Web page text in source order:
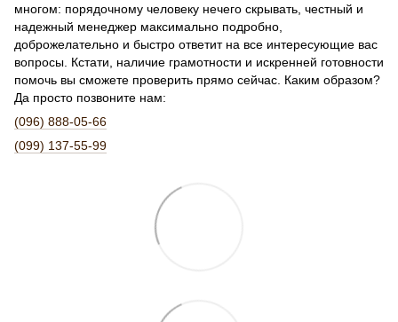
многом: порядочному человеку нечего скрывать, честный и
надежный менеджер максимально подробно,
доброжелательно и быстро ответит на все интересующие вас
вопросы. Кстати, наличие грамотности и искренней готовности
помочь вы сможете проверить прямо сейчас. Каким образом?
Да просто позвоните нам:
(096) 888-05-66
(099) 137-55-99